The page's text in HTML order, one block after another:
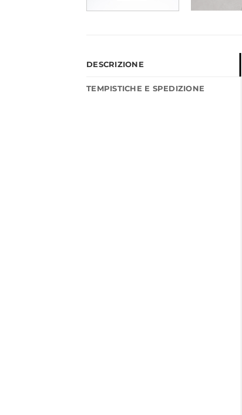
DESCRIZIONE
TEMPISTICHE E SPEDIZIONE